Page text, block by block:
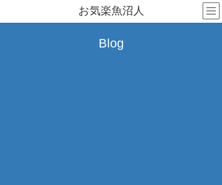
テ
ゲ
お気楽魚沼人
Blog